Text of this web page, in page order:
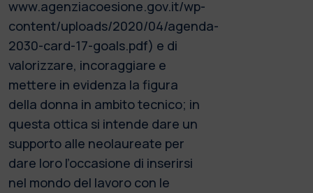
www.agenziacoesione.gov.it/wp-
content/uploads/2020/04/agenda-
2030-card-17-goals.pdf) e di
valorizzare, incoraggiare e
mettere in evidenza la figura
della donna in ambito tecnico; in
questa ottica si intende dare un
supporto alle neolaureate per
dare loro l’occasione di inserirsi
nel mondo del lavoro con le